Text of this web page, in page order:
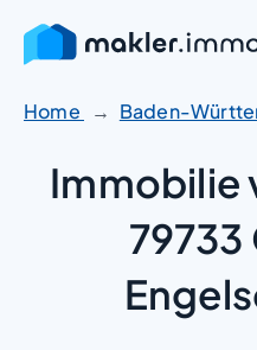
Zum
Inhalt
springen
Home Baden-
Immobilie